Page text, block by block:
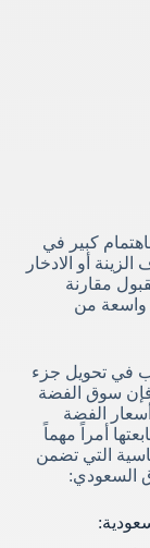
كبير في
أو الادخار
مقارنة
واسعة من
في تحويل جزء
سوق الفضة
الفضة
أمراً مهماً
التي تضمن
السعودي: